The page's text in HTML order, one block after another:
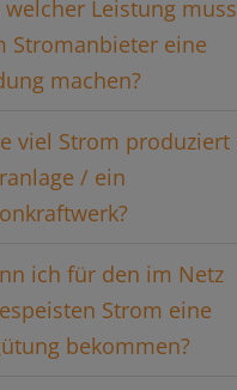
welcher Leistung
Stromanbieter eine
machen?
viel Strom produziert
/ ein
ich für den im Netz
Strom eine
bekommen?